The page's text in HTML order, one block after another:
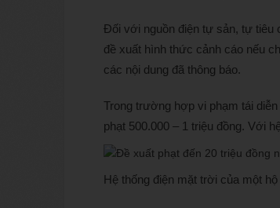
Đối với nguồn điện tự sản, tự tiêu
đề xuất hình thức cảnh cáo nếu
các nội dung đã thông báo.
Trong trường hợp vi phạm tái
phạt 500.000 – 1 triệu đồng. Với
Hệ thống điện mặt trời của một hộ